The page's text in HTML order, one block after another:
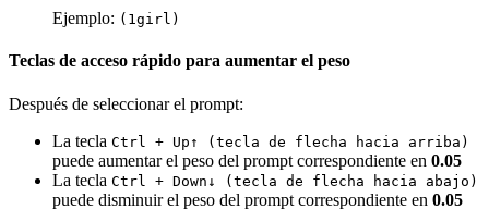
Ejemplo: (1girl)
Teclas de acceso rápido para aumentar el peso
Después de seleccionar el prompt:
La tecla Ctrl + Up↑ (tecla de flecha hacia arriba)
puede aumentar el peso del prompt correspondiente en 0.05
La tecla Ctrl + Down↓ (tecla de flecha hacia abajo)
puede disminuir el peso del prompt correspondiente en 0.05